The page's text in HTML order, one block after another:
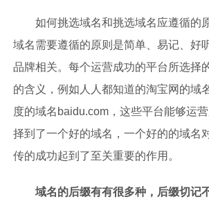
如何挑选域名和挑选域名应遵循的
域名需要遵循的原则是简单、易记、好
品牌相关。每个运营成功的平台所选择
的含义，例如人人都知道的淘宝网的域
度的域名baidu.com，这些平台能够运
择到了一个好的域名，一个好的的域名
传的成功起到了至关重要的作用。
域名的后缀有有很多种，后缀切记